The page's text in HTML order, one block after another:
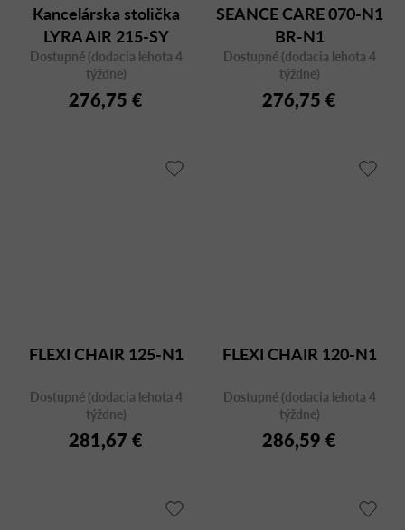
Kancelárska stolička
LYRA AIR 215-SY
Dostupné (dodacia lehota 4
týždne)
276,75 €
SEANCE CARE 070-N1
BR-N1
Dostupné (dodacia lehota 4
týždne)
276,75 €
FLEXI CHAIR 125-N1
Dostupné (dodacia lehota 4
týždne)
281,67 €
FLEXI CHAIR 120-N1
Dostupné (dodacia lehota 4
týždne)
286,59 €